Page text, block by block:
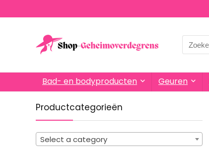
Search
for:
Bad- en bodyproducten Geuren
Productcategorieën
Select a category